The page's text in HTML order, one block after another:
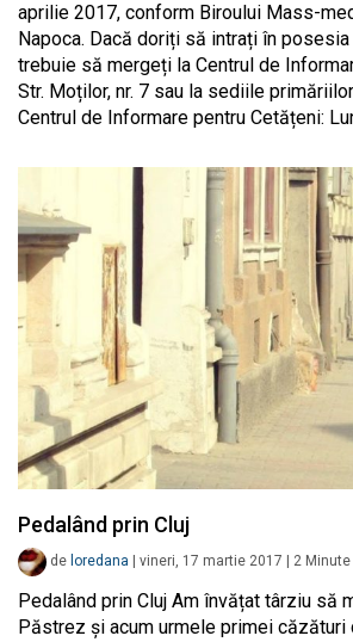
aprilie 2017, conform Biroului Mass-
Napoca. Dacă doriți să intrați în
trebuie să mergeți la Centrul de
Str. Moților, nr. 7 sau la sediile
Centrul de Informare pentru Cetățeni:
Pedalând prin Cluj
de loredana vineri, 17 martie 2017 2 Minute
Pedalând prin Cluj Am învățat târziu să
Păstrez și acum urmele primei căzături